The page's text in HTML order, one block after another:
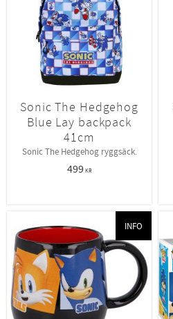
Sonic The Hedgehog
Blue Lay backpack
41cm
Sonic The Hedgehog ryggsäck.
499KR
INFO